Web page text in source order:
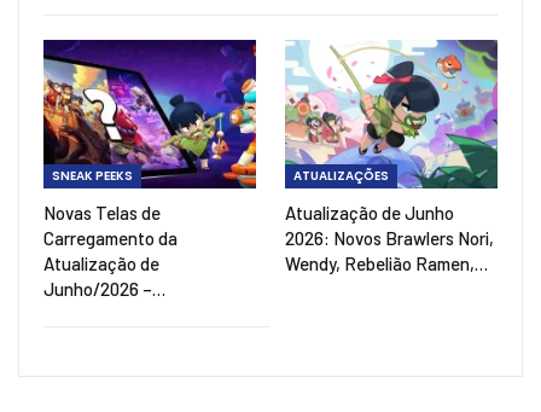
SNEAK PEEKS
Novas Telas de
Carregamento da
Atualização de
Junho/2026 –…
ATUALIZAÇÕES
Atualização de Junho
2026: Novos Brawlers Nori,
Wendy, Rebelião Ramen,…